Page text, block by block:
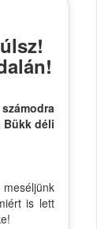
Bükk déli
is lett